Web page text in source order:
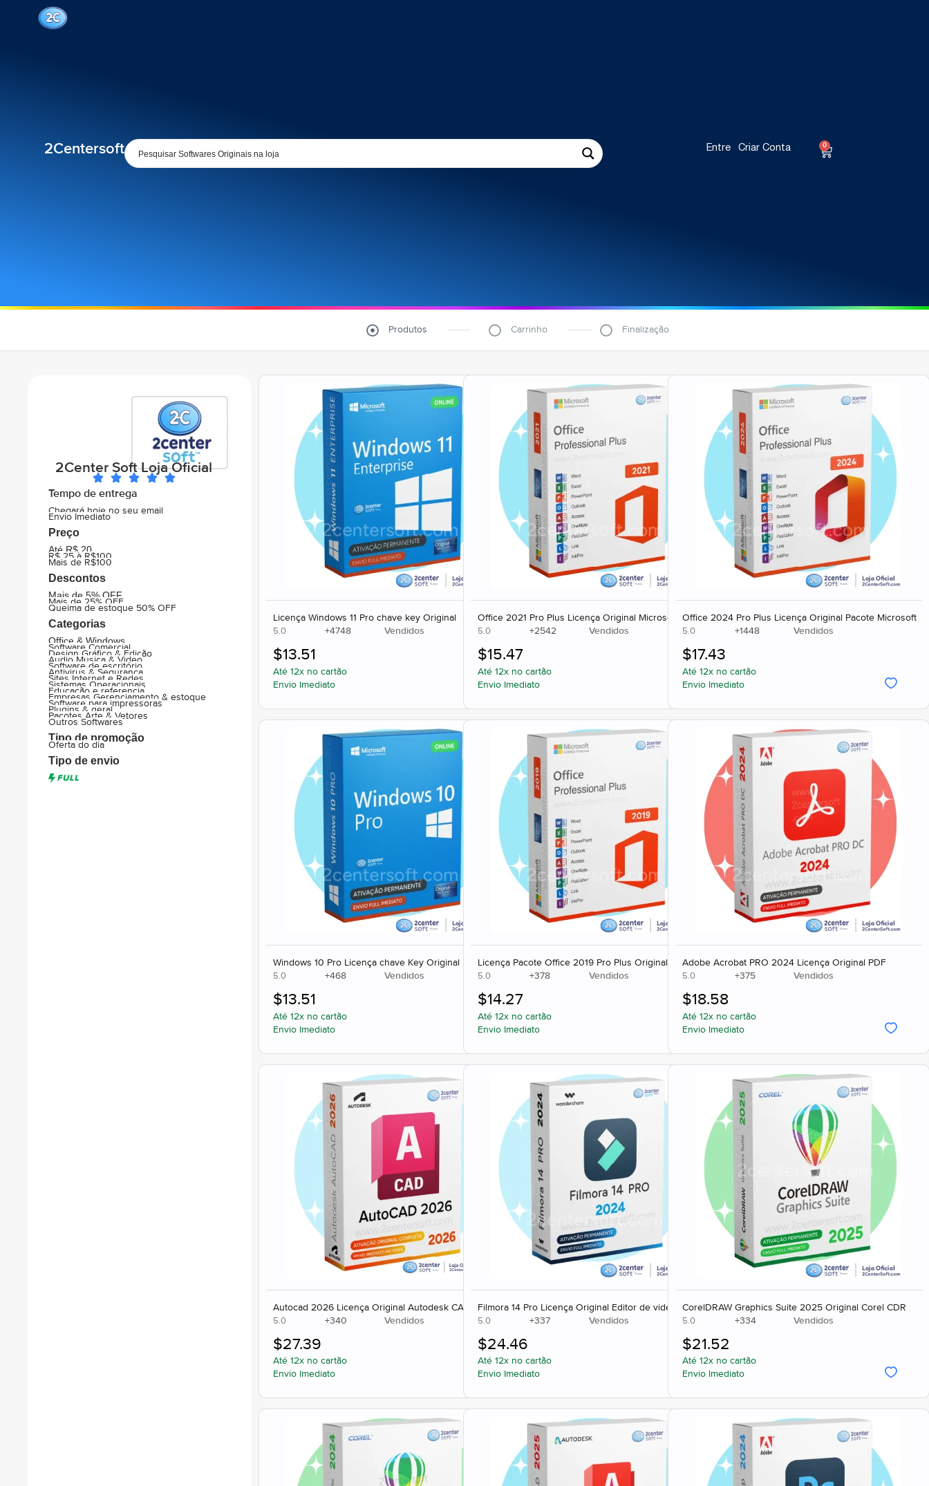
2Centersoft Entre Criar Conta 0
Produtos Carrinho Finalização
2Center Soft Loja Oficial
Tempo de entrega
Chegará hoje no seu email
Envio Imediato
Preço
Até R$ 20
R$ 25 à R$100
Mais de R$100
Descontos
Mais de 5% OFF
Mais de 25% OFF
Queima de estoque 50% OFF
Categorias
Office & Windows
Software Comercial
Design Gráfico & Edição
Audio Musica & Video
Software de escritório
Antivirus & Segurança
Sites Internet e Redes
Sistemas Operacionais
Educação e referencia
Empresas Gerenciamento & estoque
Software para impressoras
Plugins & geral
Pacotes Arte & Vetores
Outros Softwares
Tipo de promoção
Oferta do dia
Tipo de envio
Licença Windows 11 Pro chave key Original
5.0 +4748 Vendidos
Até 12x no cartão
Envio Imediato
$13.51
Office 2021 Pro Plus Licença Original Microsoft
5.0 +2542 Vendidos
Até 12x no cartão
Envio Imediato
$15.47
Office 2024 Pro Plus Licença Original Pacote Microsoft
5.0 +1448 Vendidos
Até 12x no cartão
Envio Imediato
$17.43
Windows 10 Pro Licença chave Key Original
5.0 +468 Vendidos
Até 12x no cartão
Envio Imediato
$13.51
Licença Pacote Office 2019 Pro Plus Original Completo
5.0 +378 Vendidos
Até 12x no cartão
Envio Imediato
$14.27
Adobe Acrobat PRO 2024 Licença Original PDF
5.0 +375 Vendidos
Até 12x no cartão
Envio Imediato
$18.58
Autocad 2026 Licença Original Autodesk CAD 3D
5.0 +340 Vendidos
Até 12x no cartão
Envio Imediato
$27.39
Filmora 14 Pro Licença Original Editor de video
5.0 +337 Vendidos
Até 12x no cartão
Envio Imediato
$24.46
CorelDRAW Graphics Suite 2025 Original Corel CDR
5.0 +334 Vendidos
Até 12x no cartão
Envio Imediato
$21.52